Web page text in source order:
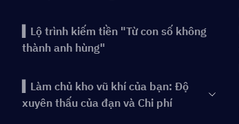
▍Lộ trình kiếm tiền "Từ con số không
thành anh hùng"
▍Làm chủ kho vũ khí của bạn: Độ
xuyên thấu của đạn và Chi phí